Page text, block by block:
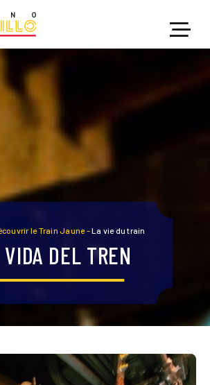
le Train Jaune-La vie du train
DEL TREN